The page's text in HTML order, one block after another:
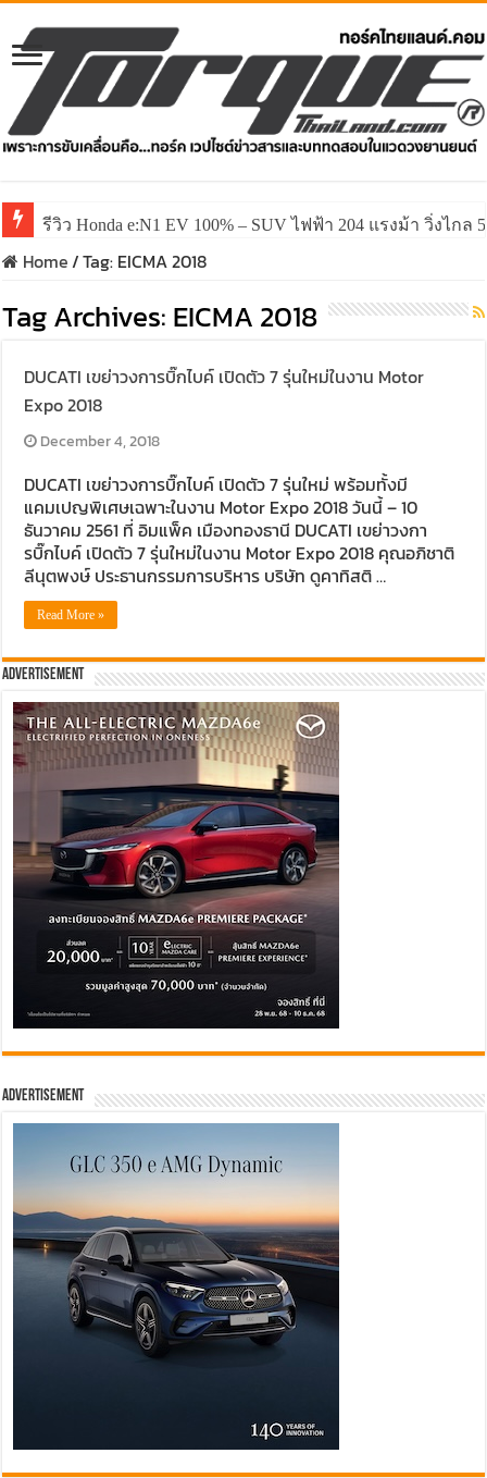
รีวิว Honda e:N1 EV 100% – SUV ไฟฟ้า 204 แรงม้า วิ่งไกล
Home/Tag: EICMA 2018
Tag Archives: EICMA 2018
DUCATI เขย่าวงการบิ๊กไบค์ เปิดตัว 7 รุ่นใหม่ในงาน Motor
Expo 2018
December 4, 2018
DUCATI เขย่าวงการบิ๊กไบค์ เปิดตัว 7 รุ่นใหม่ พร้อมทั้งมี
แคมเปญพิเศษเฉพาะในงาน Motor Expo 2018 วันนี้ – 10
ธันวาคม 2561 ที่ อิมแพ็ค เมืองทองธานี DUCATI เขย่าวงกา
รบิ๊กไบค์ เปิดตัว 7 รุ่นใหม่ในงาน Motor Expo 2018 คุณอภิชาติ
ลีนุตพงษ์ ประธานกรรมการบริหาร บริษัท ดูคาทิสติ …
Read More »
Advertisement
Advertisement